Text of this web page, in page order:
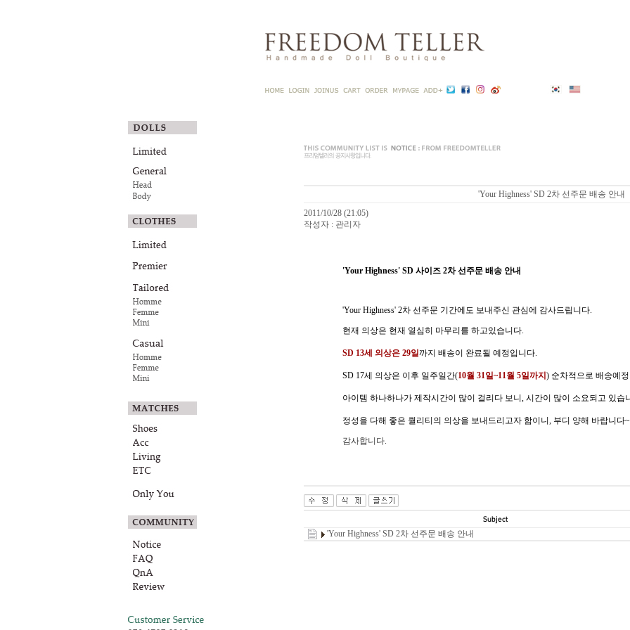
'Your Highness' SD 2차 선주문 배송 안내
2011/10/28 (21:05)
작성자 : 관리자
'Your Highness' SD 사이즈 2차 선주문 배송 안내
'Your Highness' 2차 선주문 기간에도 보내주신 관심에 감사드립니다.
현재 의상은 현재 열심히 마무리를 하고있습니다.
SD 13세 의상은 29일까지 배송이 완료될 예정입니다.
SD 17세 의상은 이후 일주일간(10월 31일~11월 5일까지 ) 순차적으로 배송예
아이템 하나하나가 제작시간이 많이 걸리다 보니, 시간이 많이 소요되고 있습
정성을 다해 좋은 퀄리티의 의상을 보내드리고자 함이니, 부디 양해 바랍니다~
감사합니다.
'Your Highness' SD 2차 선주문 배송 안내